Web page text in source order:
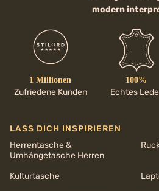
modern
1 Millionen
Zufriedene Kunden
100%
Echtes
LASS DICH INSPIRIEREN
Herrentasche &
Umhängetasche Herren
Kulturtasche